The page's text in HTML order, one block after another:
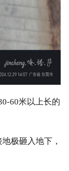
60米以上长的
极砸入地下，